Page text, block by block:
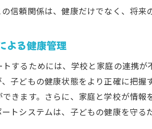
行動の
健康な子ども
健康管理
子どもか
信頼関係は、健康だけでなく、将来
よる健康管理
するためには、学校と家庭の連携
子どもの健康状態をより正確に把
きます。さらに、家庭と学校が情
トシステムは、子どもの健康を守る